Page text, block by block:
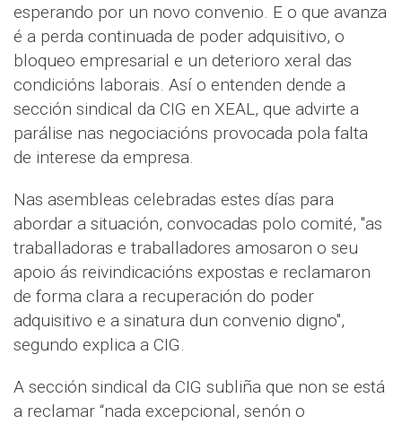
esperando por un novo convenio. E o que avanza
é a perda continuada de poder adquisitivo, o
bloqueo empresarial e un deterioro xeral das
condicións laborais. Así o entenden dende a
sección sindical da CIG en XEAL, que advirte a
parálise nas negociacións provocada pola falta
de interese da empresa.
Nas asembleas celebradas estes días para
abordar a situación, convocadas polo comité, "as
traballadoras e traballadores amosaron o seu
apoio ás reivindicacións expostas e reclamaron
de forma clara a recuperación do poder
adquisitivo e a sinatura dun convenio digno",
segundo explica a CIG.
A sección sindical da CIG subliña que non se está
a reclamar “nada excepcional, senón o